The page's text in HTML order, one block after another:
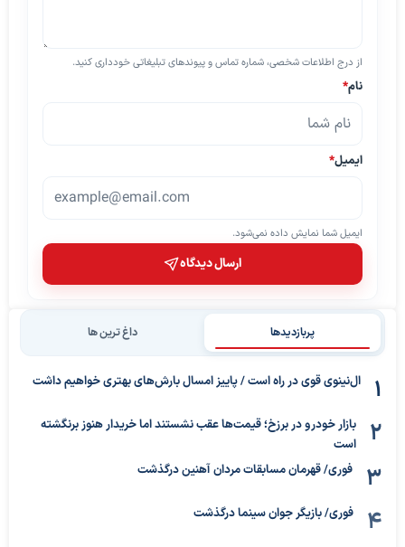
از درج اطلاعات شخصی، شماره تماس و پیوندهای تبلیغاتی خودداری کنید.
نام*
ایمیل*
ایمیل شما نمایش داده نمی‌شود.
ارسال دیدگاه
پربازدیدها داغ ترین ها
ال‌نینوی قوی در راه است / پاییز امسال بارش‌های بهتری خواهیم داشت
بازار خودرو در برزخ؛ قیمت‌ها عقب نشستند اما خریدار هنوز برنگشته
است
فوری/ قهرمان مسابقات مردان آهنین درگذشت
فوری/ بازیگر جوان سینما درگذشت